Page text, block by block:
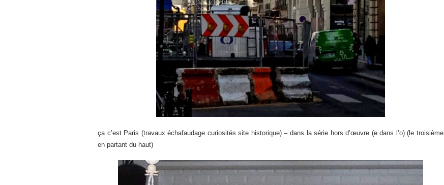
ça c’est Paris (travaux échafaudage curiosités site historique) – dans la série hors d’œuvre (e dans l’o) (le troisième
en partant du haut)